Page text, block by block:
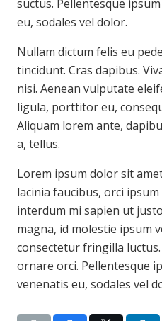
suctus. Pellentesque
eu, sodales vel dolor.
Nullam dictum felis eu
tincidunt. Cras dapibus.
nisi. Aenean vulputate
ligula, porttitor eu,
Aliquam lorem ante,
a, tellus.
Lorem ipsum dolor sit
lacinia faucibus, orci
interdum mi sapien ut
magna, id molestie ipsum
consectetur fringilla luctus.
ornare orci. Pellentesque
venenatis eu, sodales vel